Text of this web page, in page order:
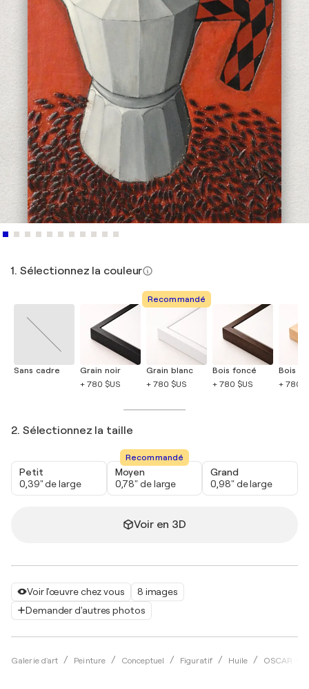
Voir l'œuvre chez vous
8 images
Demander d'autres photos
Galerie d'art Peinture Conceptuel Figuratif Huile OSCAR
1. Sélectionnez la couleur
Sans cadre
Grain noir
+ 780 $US
Recommandé
Grain blanc
+ 780 $US
Bois foncé
+ 780 $US
Bois
+ 780
2. Sélectionnez la taille
Petit
0,39" de large
Recommandé
Moyen
0,78" de large
Grand
0,98" de large
Voir en 3D